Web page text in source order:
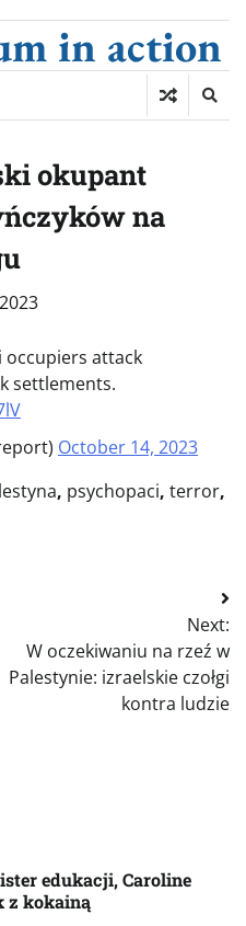
in action
okupant
na
occupiers attack
settlements.
October 14, 2023
, psychopaci, terror,
Next:
W oczekiwaniu na rzeź w
Palestynie: izraelskie czołgi
kontra ludzie
edukacji, Caroline
z kokainą